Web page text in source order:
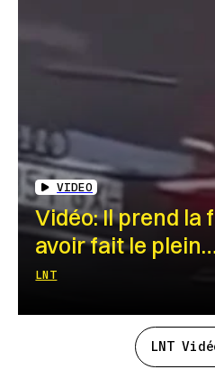
VIDEO
Vidéo: Il prend la
avoir fait le
LNT
LNT